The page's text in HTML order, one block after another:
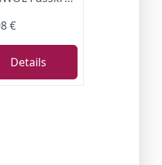
€
Details